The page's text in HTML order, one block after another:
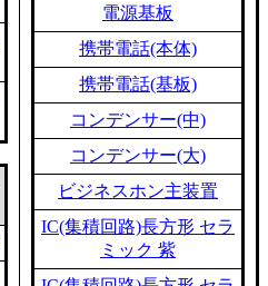
電源基板
携帯電話(本体)
携帯電話(基板)
コンデンサー(中)
コンデンサー(大)
ビジネスホン主装置
IC(集積回路)長方形 セラ
ミック 紫